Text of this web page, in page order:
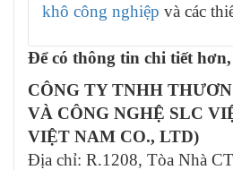
khô công nghiệp và các
Để có thông tin chi tiết
CÔNG TY TNHH
VÀ CÔNG NGHỆ SLC
VIỆT NAM CO., LTD)
Địa chỉ: R.1208, Tòa Nhà